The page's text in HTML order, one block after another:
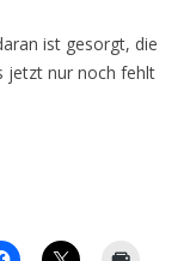
ist gesorgt, die
jetzt nur noch fehlt